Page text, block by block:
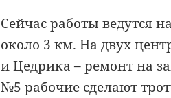
Сейчас работы ведутся
около 3 км. На двух
и Цедрика – ремонт на
№5 рабочие сделают